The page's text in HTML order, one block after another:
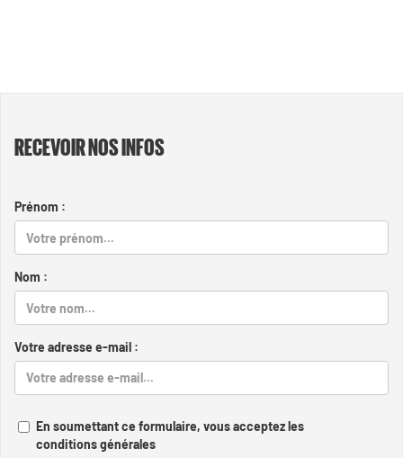
RECEVOIR NOS INFOS
Prénom :
Nom :
Votre adresse e-mail :
En soumettant ce formulaire, vous acceptez les
conditions générales